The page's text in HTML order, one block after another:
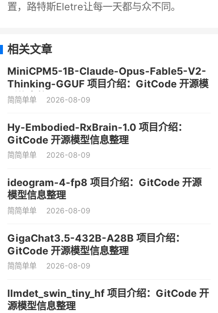
置，路特斯Eletre让每一天都与众不同。
相关文章
MiniCPM5-1B-Claude-Opus-Fable5-V2-
Thinking-GGUF 项目介绍：GitCode 开源模
型信息整理
简简单单 2026-08-09
Hy-Embodied-RxBrain-1.0 项目介绍：
GitCode 开源模型信息整理
简简单单 2026-08-09
ideogram-4-fp8 项目介绍：GitCode 开源
模型信息整理
简简单单 2026-08-09
GigaChat3.5-432B-A28B 项目介绍：
GitCode 开源模型信息整理
简简单单 2026-08-09
llmdet_swin_tiny_hf 项目介绍：GitCode 开
源模型信息整理